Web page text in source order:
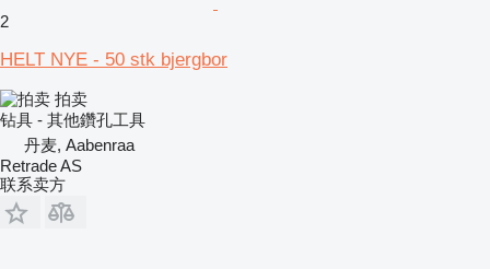
2
HELT NYE - 50 stk bjergbor
拍卖
钻具 - 其他鑽孔工具
丹麦, Aabenraa
Retrade AS
联系卖方